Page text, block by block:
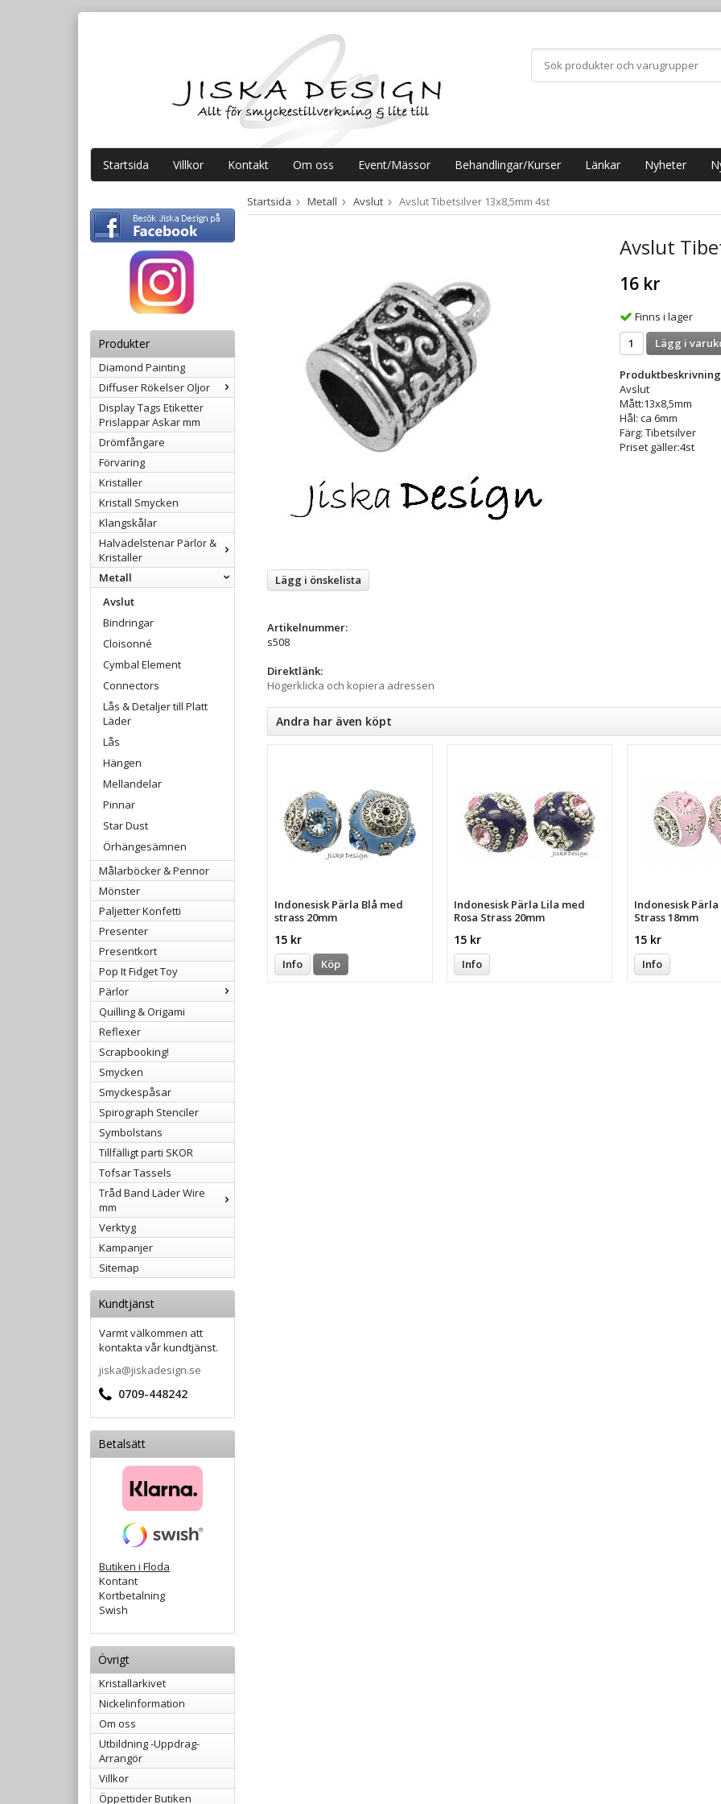
Startsida Villkor Kontakt Om oss Event/Mässor Behandlingar/Kurser Länkar Nyheter
Produkter
Diamond Painting
Diffuser Rökelser Oljor
Display Tags Etiketter
Prislappar Askar mm
Drömfångare
Förvaring
Kristaller
Kristall Smycken
Klangskålar
Halvädelstenar Pärlor &
Kristaller
Metall
Avslut
Bindringar
Cloisonné
Cymbal Element
Connectors
Lås & Detaljer till Platt
Läder
Lås
Hängen
Mellandelar
Pinnar
Star Dust
Örhängesämnen
Målarböcker & Pennor
Mönster
Paljetter Konfetti
Presenter
Presentkort
Pop It Fidget Toy
Pärlor
Quilling & Origami
Reflexer
Scrapbooking!
Smycken
Smyckespåsar
Spirograph Stenciler
Symbolstans
Tillfälligt parti SKOR
Tofsar Tassels
Tråd Band Läder Wire
mm
Verktyg
Kampanjer
Sitemap
Kundtjänst
Varmt välkommen att
kontakta vår kundtjänst.
jiska@jiskadesign.se
0709-448242
Betalsätt
Butiken i Floda
Kontant
Kortbetalning
Swish
Övrigt
Kristallarkivet
Nickelinformation
Om oss
Utbildning -Uppdrag-
Arrangör
Villkor
Öppettider Butiken
Startsida Metall Avslut Avslut Tibetsilver 13x8,5mm 4st
Avslut
16 kr
Finns i lager
Lägg i
Avslut
Mått:13x8,5mm
Hål: ca 6mm
Färg: Tibetsilver
Priset gäller:4st
Lägg i önskelista
Artikelnummer:
s508
Direktlänk:
Högerklicka och kopiera adressen
Andra har även köpt
Indonesisk Pärla Blå med
strass 20mm
15 kr
Info Köp
Indonesisk Pärla Lila med
Rosa Strass 20mm
15 kr
Info
Indonesisk Pärla
Strass 18mm
15 kr
Info